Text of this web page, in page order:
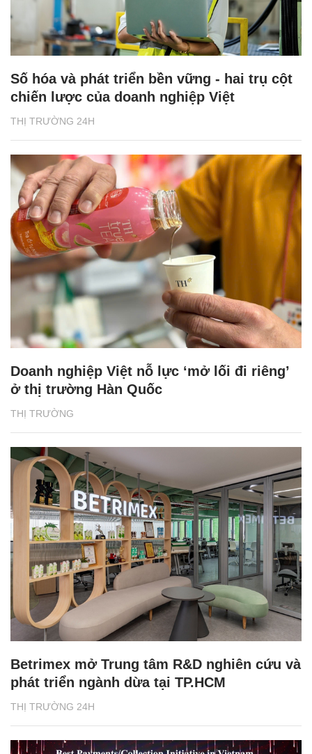
THỊ TRƯỜNG 24H
Số hóa và phát triển bền vững - hai trụ cột
chiến lược của doanh nghiệp Việt
THỊ TRƯỜNG
Doanh nghiệp Việt nỗ lực ‘mở lối đi riêng’
ở thị trường Hàn Quốc
THỊ TRƯỜNG 24H
Betrimex mở Trung tâm R&D nghiên cứu và
phát triển ngành dừa tại TP.HCM